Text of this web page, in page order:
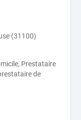
(31100)
Prestataire
de